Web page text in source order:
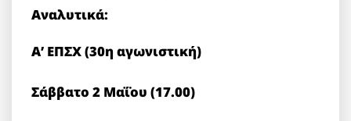
Αναλυτικά:
Α’ ΕΠΣΧ (30η αγωνιστική)
Σάββατο 2 Μαΐου (17.00)